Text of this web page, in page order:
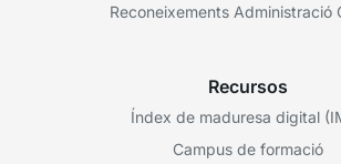
Reconeixements Administració
Recursos
Índex de maduresa digital
Campus de formació